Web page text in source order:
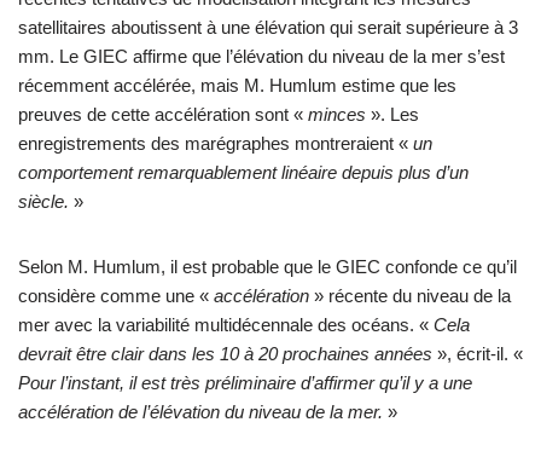
satellitaires aboutissent à une élévation qui serait supérieure à 3
mm. Le GIEC affirme que l’élévation du niveau de la mer s’est
récemment accélérée, mais M. Humlum estime que les
preuves de cette accélération sont « minces ». Les
enregistrements des marégraphes montreraient « un
comportement remarquablement linéaire depuis plus d’un
siècle. »
Selon M. Humlum, il est probable que le GIEC confonde ce qu’il
considère comme une « accélération » récente du niveau de la
mer avec la variabilité multidécennale des océans. « Cela
devrait être clair dans les 10 à 20 prochaines années », écrit-il. «
Pour l’instant, il est très préliminaire d’affirmer qu’il y a une
accélération de l’élévation du niveau de la mer. »